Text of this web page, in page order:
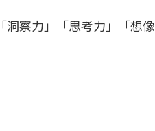
洞察力」「思考力」「想像